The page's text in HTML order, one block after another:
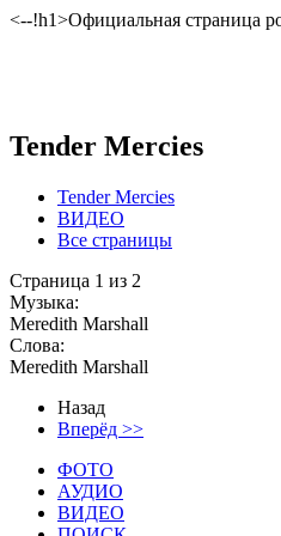
<--!h1>Официальная страница
Tender Mercies
Tender Mercies
ВИДЕО
Все страницы
Страница 1 из 2
Музыка:
Meredith Marshall
Слова:
Meredith Marshall
Назад
Вперёд >>
ФОТО
АУДИО
ВИДЕО